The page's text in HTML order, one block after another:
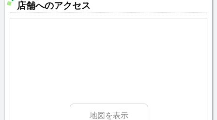
店舗へのアクセス
地図を表示